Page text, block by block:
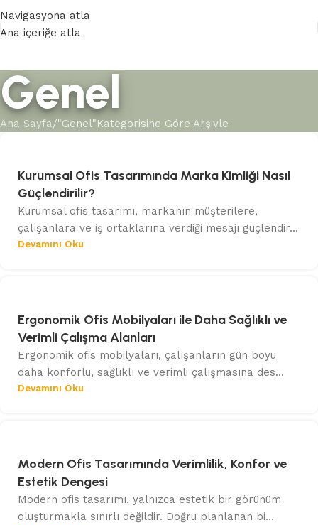
Navigasyona atla
Ana içeriğe atla
Genel
Ana Sayfa "Genel"Kategorisine Göre Arşivle
Kurumsal Ofis Tasarımında Marka Kimliği Nasıl
Güçlendirilir?
Kurumsal ofis tasarımı, markanın müşterilere,
çalışanlara ve iş ortaklarına verdiği mesajı güçlendir...
Devamını Oku
Ergonomik Ofis Mobilyaları ile Daha Sağlıklı ve
Verimli Çalışma Alanları
Ergonomik ofis mobilyaları, çalışanların gün boyu
daha konforlu, sağlıklı ve verimli çalışmasına des...
Devamını Oku
Modern Ofis Tasarımında Verimlilik, Konfor ve
Estetik Dengesi
Modern ofis tasarımı, yalnızca estetik bir görünüm
oluşturmakla sınırlı değildir. Doğru planlanan bi...